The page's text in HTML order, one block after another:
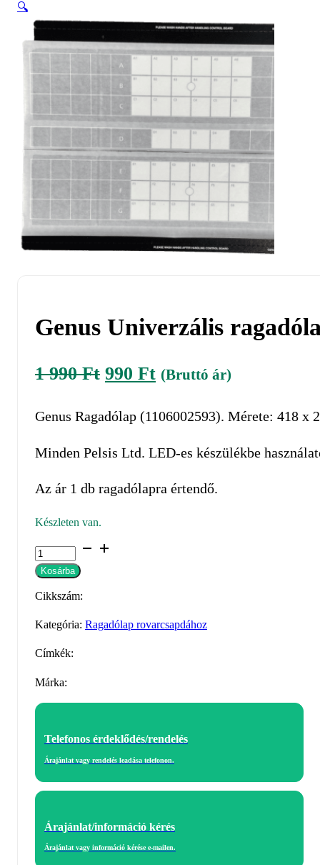
🔍
Genus Univerzális
1 990Ft Original
was:
1
990 Ft.
990 FtCurrent
is:
990 Ft.
(Bruttó ár)
Genus Ragadólap (1106002593). Mérete: 418 x
Minden Pelsis Ltd. LED-es készülékbe
Az ár 1 db ragadólapra értendő.
Készleten van.
Genus
Univerzális
ragadólap
-
mennyiség
Kosárba
Cikkszám:
Kategória: Ragadólap rovarcsapdához
Címkék:
Márka:
Telefonos érdeklődés/rendelés
Árajánlat vagy rendelés leadása telefonon.
Árajánlat/információ kérés
Árajánlat vagy információ kérése e-mailen.